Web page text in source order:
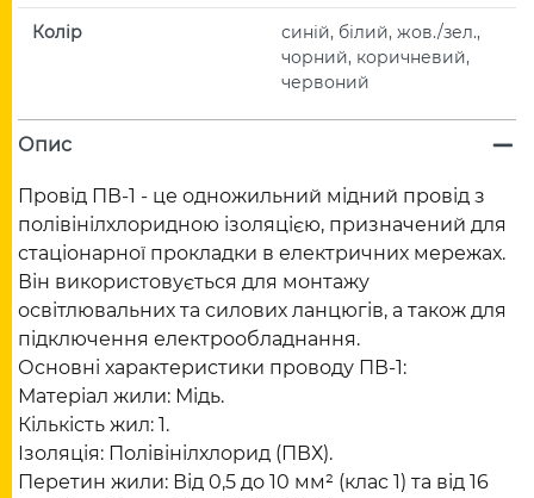
Колір
синій, білий, жов./зел.,
чорний, коричневий,
червоний
Опис
Провід ПВ-1 - це одножильний мідний провід з
полівінілхлоридною ізоляцією, призначений для
стаціонарної прокладки в електричних мережах.
Він використовується для монтажу
освітлювальних та силових ланцюгів, а також для
підключення електрообладнання.
Основні характеристики проводу ПВ-1:
Матеріал жили: Мідь.
Кількість жил: 1.
Ізоляція: Полівінілхлорид (ПВХ).
Перетин жили: Від 0,5 до 10 мм² (клас 1) та від 16